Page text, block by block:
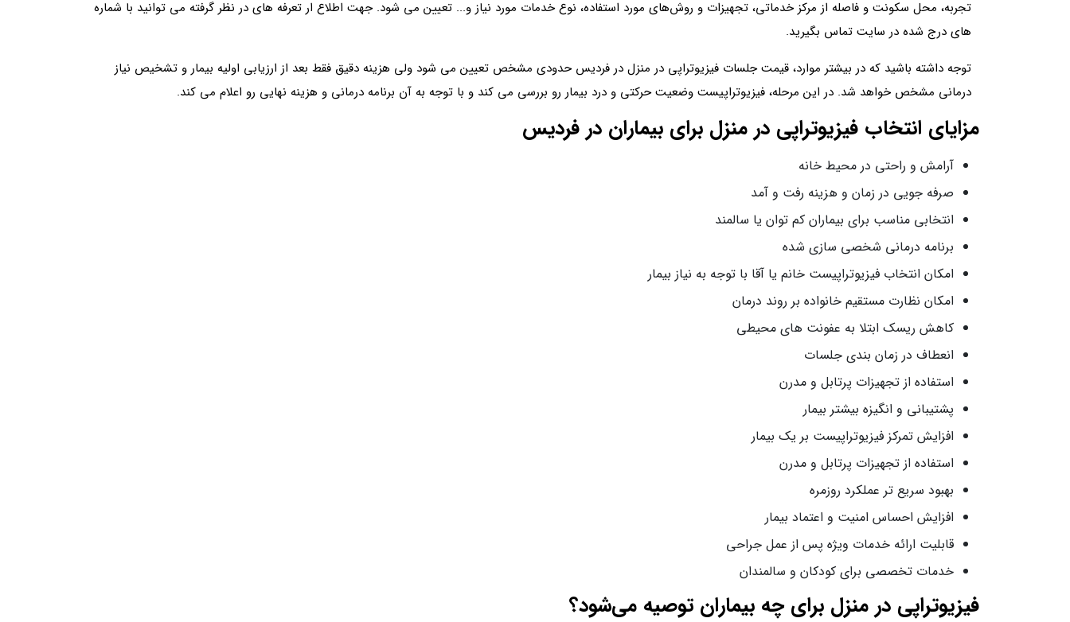
تجربه، محل سکونت و فاصله از مرکز خدماتی، تجهیزات و روش‌های مورد استفاده، نوع خدمات مورد نیاز و... تعیین می شود. جهت اطلاع ار تعرفه های در نظر گرفته می توانید با شماره
های درج شده در سایت تماس بگیرید.
توجه داشته باشید که در بیشتر موارد، قیمت جلسات فیزیوتراپی در منزل در فردیس حدودی مشخص تعیین می شود ولی هزینه دقیق فقط بعد از ارزیابی اولیه بیمار و تشخیص نیاز
درمانی مشخص خواهد شد. در این مرحله، فیزیوتراپیست وضعیت حرکتی و درد بیمار رو بررسی می کند و با توجه به آن برنامه درمانی و هزینه نهایی رو اعلام می‌ کند.
مزایای انتخاب فیزیوتراپی در منزل برای بیماران در فردیس
آرامش و راحتی در محیط خانه
صرفه‌ جویی در زمان و هزینه رفت‌ و‌ آمد
انتخابی مناسب برای بیماران کم‌ توان یا سالمند
برنامه درمانی شخصی‌ سازی‌ شده
امکان انتخاب فیزیوتراپیست خانم یا آقا با توجه به نیاز بیمار
امکان نظارت مستقیم خانواده بر روند درمان
کاهش ریسک ابتلا به عفونت‌ های محیطی
انعطاف در زمان‌ بندی جلسات
استفاده از تجهیزات پرتابل و مدرن
پشتیبانی و انگیزه بیشتر بیمار
افزایش تمرکز فیزیوتراپیست بر یک بیمار
استفاده از تجهیزات پرتابل و مدرن
بهبود سریع‌ تر عملکرد روزمره
افزایش احساس امنیت و اعتماد بیمار
قابلیت ارائه خدمات ویژه پس از عمل جراحی
خدمات تخصصی برای کودکان و سالمندان
فیزیوتراپی در منزل برای چه بیماران توصیه می‌شود؟